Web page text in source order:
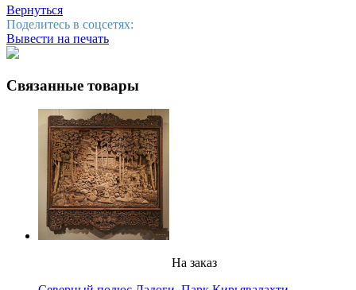
Вернуться
Поделитесь в соцсетях:
Вывести на печать
Связанные товары
На заказ